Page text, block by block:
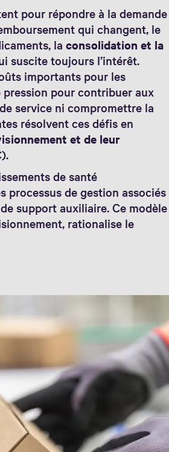
pour répondre à la demande
qui changent, le
laconsolidation et la
suscite toujours l’intérêt.
importants pour les
pression pour contribuer aux
service ni compromettre la
résolvent ces défis en
et de leur
de santé
processus de gestion associés
support auxiliaire. Ce modèle
rationalise le